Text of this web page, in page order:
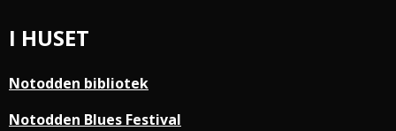
I HUSET
Notodden bibliotek
Notodden Blues Festival